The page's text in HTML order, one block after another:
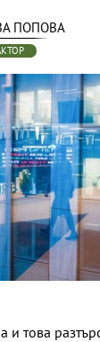
ПОПОВА
и това